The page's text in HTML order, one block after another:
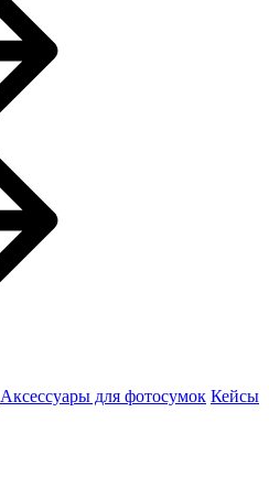
Аксессуары для фотосумок Кейсы